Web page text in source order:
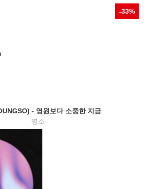
-33%
- 영원보다 소중한 지금
영소